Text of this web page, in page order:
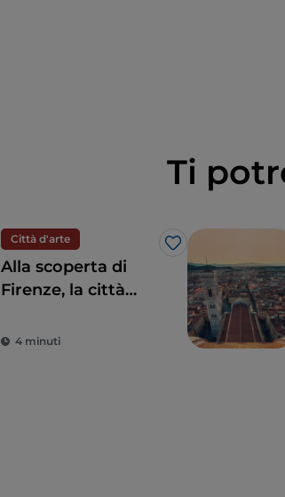
Ti
Città d'arte
Like
Alla scoperta di
Firenze, la città
Rinascimento
4 minuti